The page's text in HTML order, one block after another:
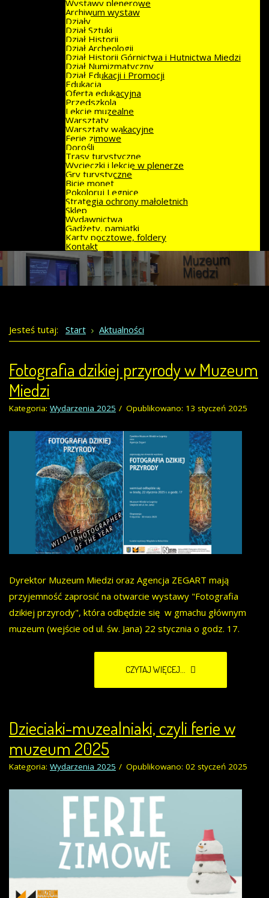
Wystawy plenerowe
Archiwum wystaw
Działy
Dział Sztuki
Dział Historii
Dział Archeologii
Dział Historii Górnictwa i Hutnictwa Miedzi
Dział Numizmatyczny
Dział Edukacji i Promocji
Edukacja
Oferta edukacyjna
Przedszkola
Lekcje muzealne
Warsztaty
Warsztaty wakacyjne
Ferie zimowe
Dorośli
Trasy turystyczne
Wycieczki i lekcje w plenerze
Gry turystyczne
Bicie monet
Pokoloruj Legnicę
Strategia ochrony małoletnich
Sklep
Wydawnictwa
Gadżety, pamiątki
Karty pocztowe, foldery
Kontakt
Jesteś tutaj: Start Aktualności
Fotografia dzikiej przyrody w Muzeum
Miedzi
Kategoria: Wydarzenia 2025 Opublikowano: 13 styczeń 2025
Dyrektor Muzeum Miedzi oraz Agencja ZEGART mają
przyjemność zaprosić na otwarcie wystawy "Fotografia
dzikiej przyrody", która odbędzie się w gmachu głównym
muzeum (wejście od ul. św. Jana) 22 stycznia o godz. 17.
CZYTAJ WIĘCEJ...
Dzieciaki-muzealniaki, czyli ferie w
muzeum 2025
Kategoria: Wydarzenia 2025 Opublikowano: 02 styczeń 2025